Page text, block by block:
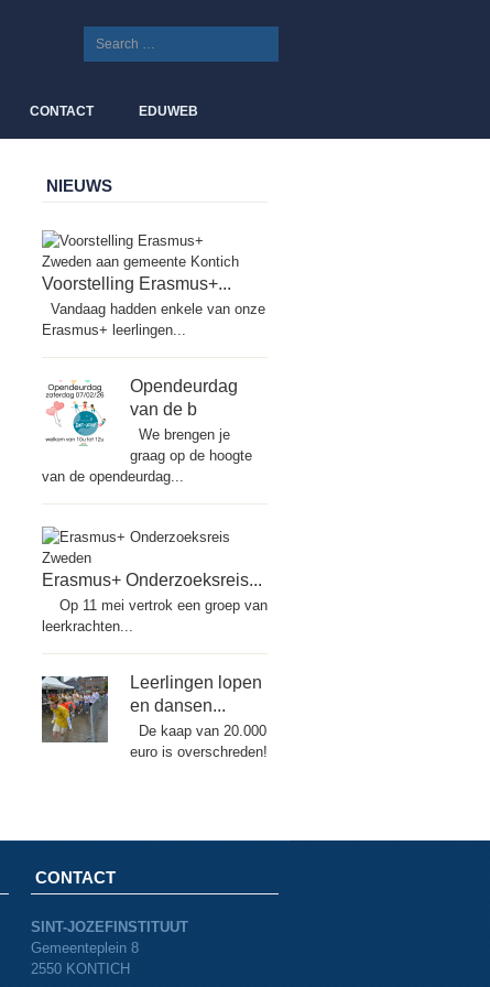
CONTACT EDUWEB
NIEUWS
Voorstelling Erasmus+...
Vandaag hadden enkele van onze
Erasmus+ leerlingen...
Opendeurdag
van de b
We brengen je
graag op de hoogte
van de opendeurdag...
Erasmus+ Onderzoeksreis...
Op 11 mei vertrok een groep van
leerkrachten...
Leerlingen lopen
en dansen...
De kaap van 20.000
euro is overschreden!
CONTACT
SINT-JOZEFINSTITUUT
Gemeenteplein 8
2550 KONTICH